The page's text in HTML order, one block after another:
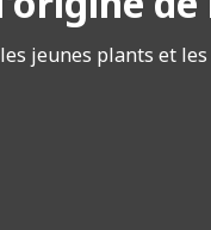
jeunes plants et